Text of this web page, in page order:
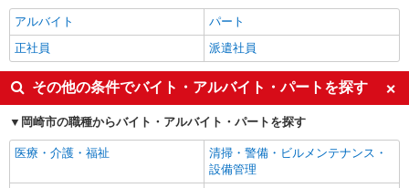
アルバイト
パート
正社員
派遣社員
その他の条件でバイト・アルバイト・パートを探す
岡崎市の職種からバイト・アルバイト・パートを探す
医療・介護・福祉
清掃・警備・ビルメンテナンス・
設備管理